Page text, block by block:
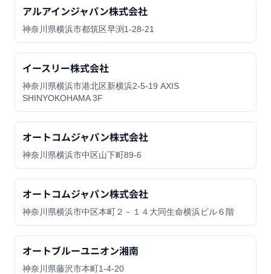
アルアインジャパン株式会社
神奈川県横浜市都筑区早渕1-28-21
イースリー株式会社
神奈川県横浜市港北区新横浜2-5-19 AXIS
SHINYOKOHAMA 3F
オートコムジャパン株式会社
神奈川県横浜市中区山下町89-6
オートコムジャパン株式会社
神奈川県横浜市中区本町２－１４大同生命横浜ビル６階
オートブルーユニオン湘南
神奈川県藤沢市本町1-4-20